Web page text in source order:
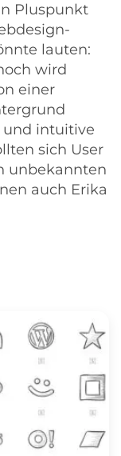
Pluspunkt
lauten:
wird
einer
und intuitive
sich User
unbekannten
auch Erika